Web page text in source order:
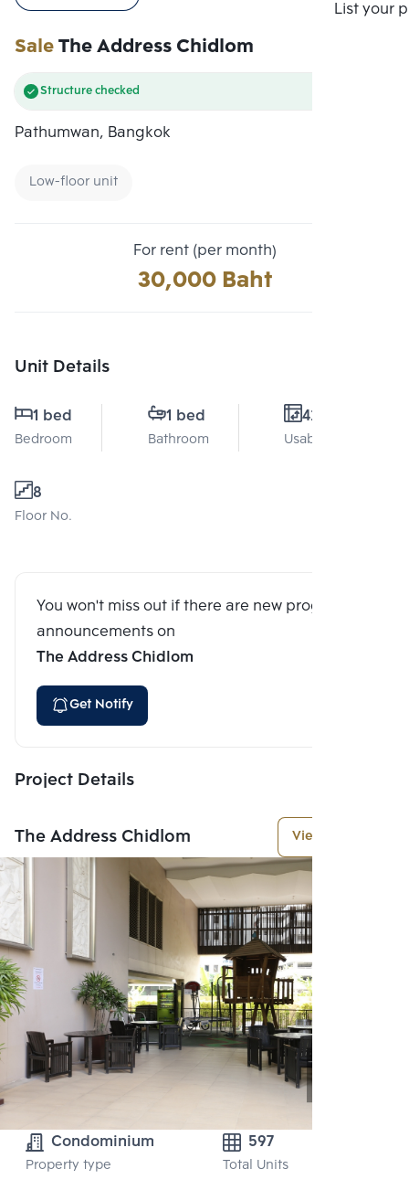
List your
SaleThe Address Chidlom
Structure checked
Pathumwan, Bangkok
Low-floor unit
For rent (per month)
30,000 Baht
Unit Details
1 bed
Bedroom
1 bed
Bathroom
42 Sq.m.
Usable area
8
Floor No.
You won't miss out if there are new program
announcements on
The Address Chidlom
Get Notify
Project Details
The Address Chidlom View More
Condominium
Property type
597
Total Units